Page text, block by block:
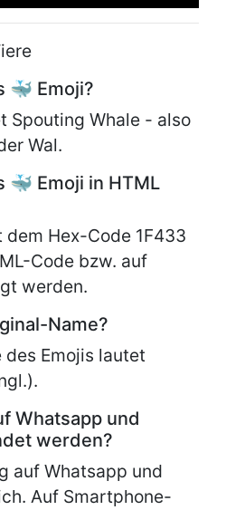
🐳 Emoji?
Spouting Whale - also
Wal.
🐳 Emoji in HTML
dem Hex-Code 1F433
Code bzw. auf
werden.
Name?
Emojis lautet
Whatsapp und
werden?
auf Whatsapp und
Auf Smartphone-